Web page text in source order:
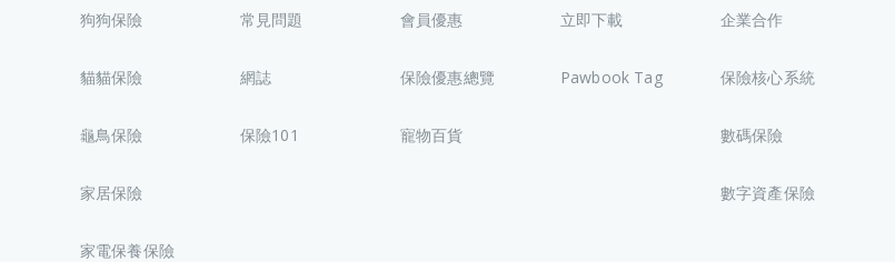
狗狗保險
貓貓保險
龜鳥保險
家居保險
家電保養保險
常見問題
網誌
保險101
會員優惠
保險優惠總覽
寵物百貨
立即下載
Pawbook Tag
企業合作
保險核心系統
數碼保險
數字資產保險